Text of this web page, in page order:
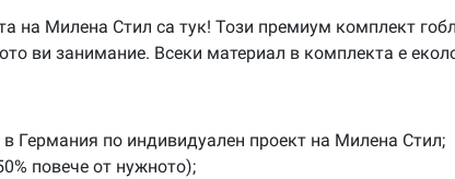
на Милена Стил са тук! Този премиум комплект
ви занимание. Всеки материал в комплекта е
Германия по индивидуален проект на Милена Стил;
повече от нужното);